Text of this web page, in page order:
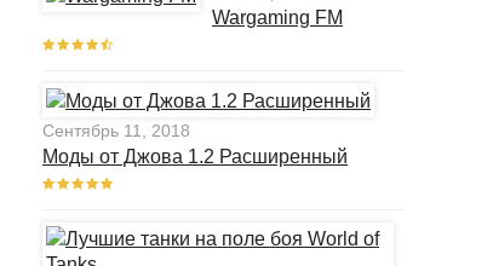
Wargaming FM
Сентябрь 11, 2018
Моды от Джова 1.2 Расширенный